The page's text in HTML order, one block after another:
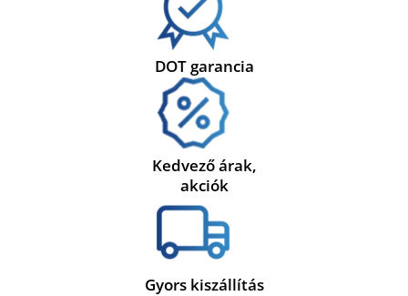
DOT garancia
Kedvező árak,
akciók
Gyors kiszállítás